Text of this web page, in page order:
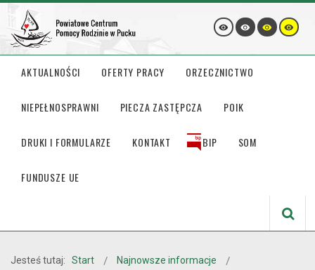
AKTUALNOŚCI OFERTY PRACY ORZECZNICTWO
NIEPEŁNOSPRAWNI PIECZA ZASTĘPCZA POIK
DRUKI I FORMULARZE KONTAKT BIP SOM
FUNDUSZE UE
Jesteś tutaj: Start
Najnowsze informacje